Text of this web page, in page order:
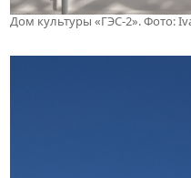
Дом культуры «ГЭС-2». Фото: